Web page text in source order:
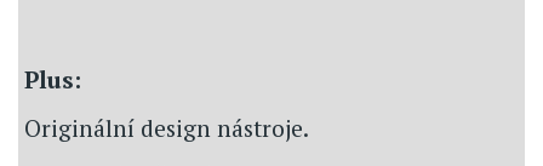
Plus:
Originální design nástroje.